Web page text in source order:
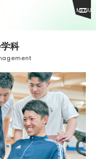
MENU
科